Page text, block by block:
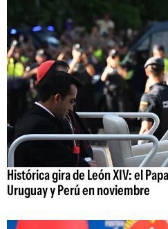
Histórica gira de León XIV: el
Uruguay y Perú en noviembre